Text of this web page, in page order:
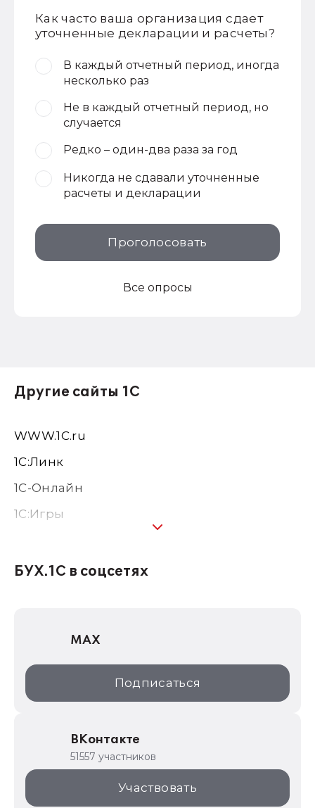
Как часто ваша организация сдает
уточненные декларации и расчеты?
В каждый отчетный период, иногда
несколько раз
Не в каждый отчетный период, но
случается
Редко – один-два раза за год
Никогда не сдавали уточненные
расчеты и декларации
Проголосовать
Все опросы
Другие сайты 1С
WWW.1С.ru
1С:Линк
1С-Онлайн
1C:Игры
1С:Консалтинг
1С:Дистрибьюция
1С:Образование
ИТС.1C.ru
1С:Торговая площадка
БУХ.1С в соцсетях
MAX
Подписаться
ВКонтакте
51557 участников
Участвовать